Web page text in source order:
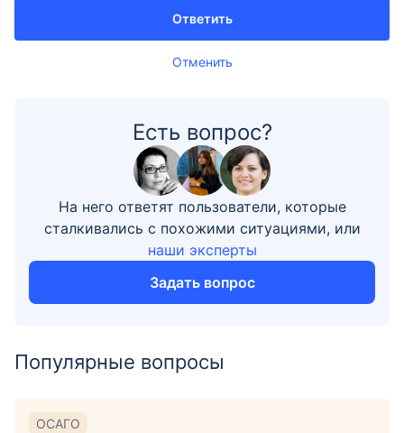
Отменить
Ответить
Есть вопрос?
На него ответят пользователи, которые
сталкивались с похожими ситуациями, или
наши эксперты
Задать вопрос
Популярные вопросы
ОСАГО